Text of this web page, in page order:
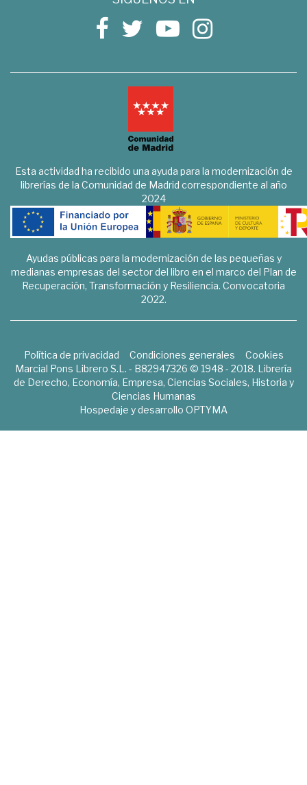
Esta actividad ha recibido una ayuda para la modernización de
librerías de la Comunidad de Madrid correspondiente al año
2024
Ayudas públicas para la modernización de las pequeñas y
medianas empresas del sector del libro en el marco del Plan de
Recuperación, Transformación y Resiliencia. Convocatoria
2022.
Política de privacidad Condiciones generales
Cookies
Marcial Pons Librero S.L. - B82947326 © 1948 - 2018. Librería
de Derecho, Economía, Empresa, Ciencias Sociales, Historia y
Ciencias Humanas
Hospedaje y desarrollo OPTYMA